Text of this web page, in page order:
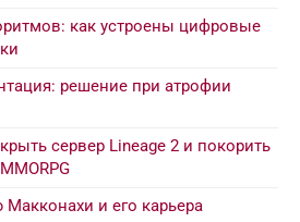
как устроены цифровые
решение при атрофии
сервер Lineage 2 и покорить
и его карьера